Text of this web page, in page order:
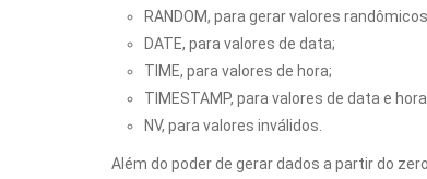
RANDOM, para gerar valores
DATE, para valores de data;
TIME, para valores de hora;
TIMESTAMP, para valores de data e hora
NV, para valores inválidos.
Além do poder de gerar dados a partir do